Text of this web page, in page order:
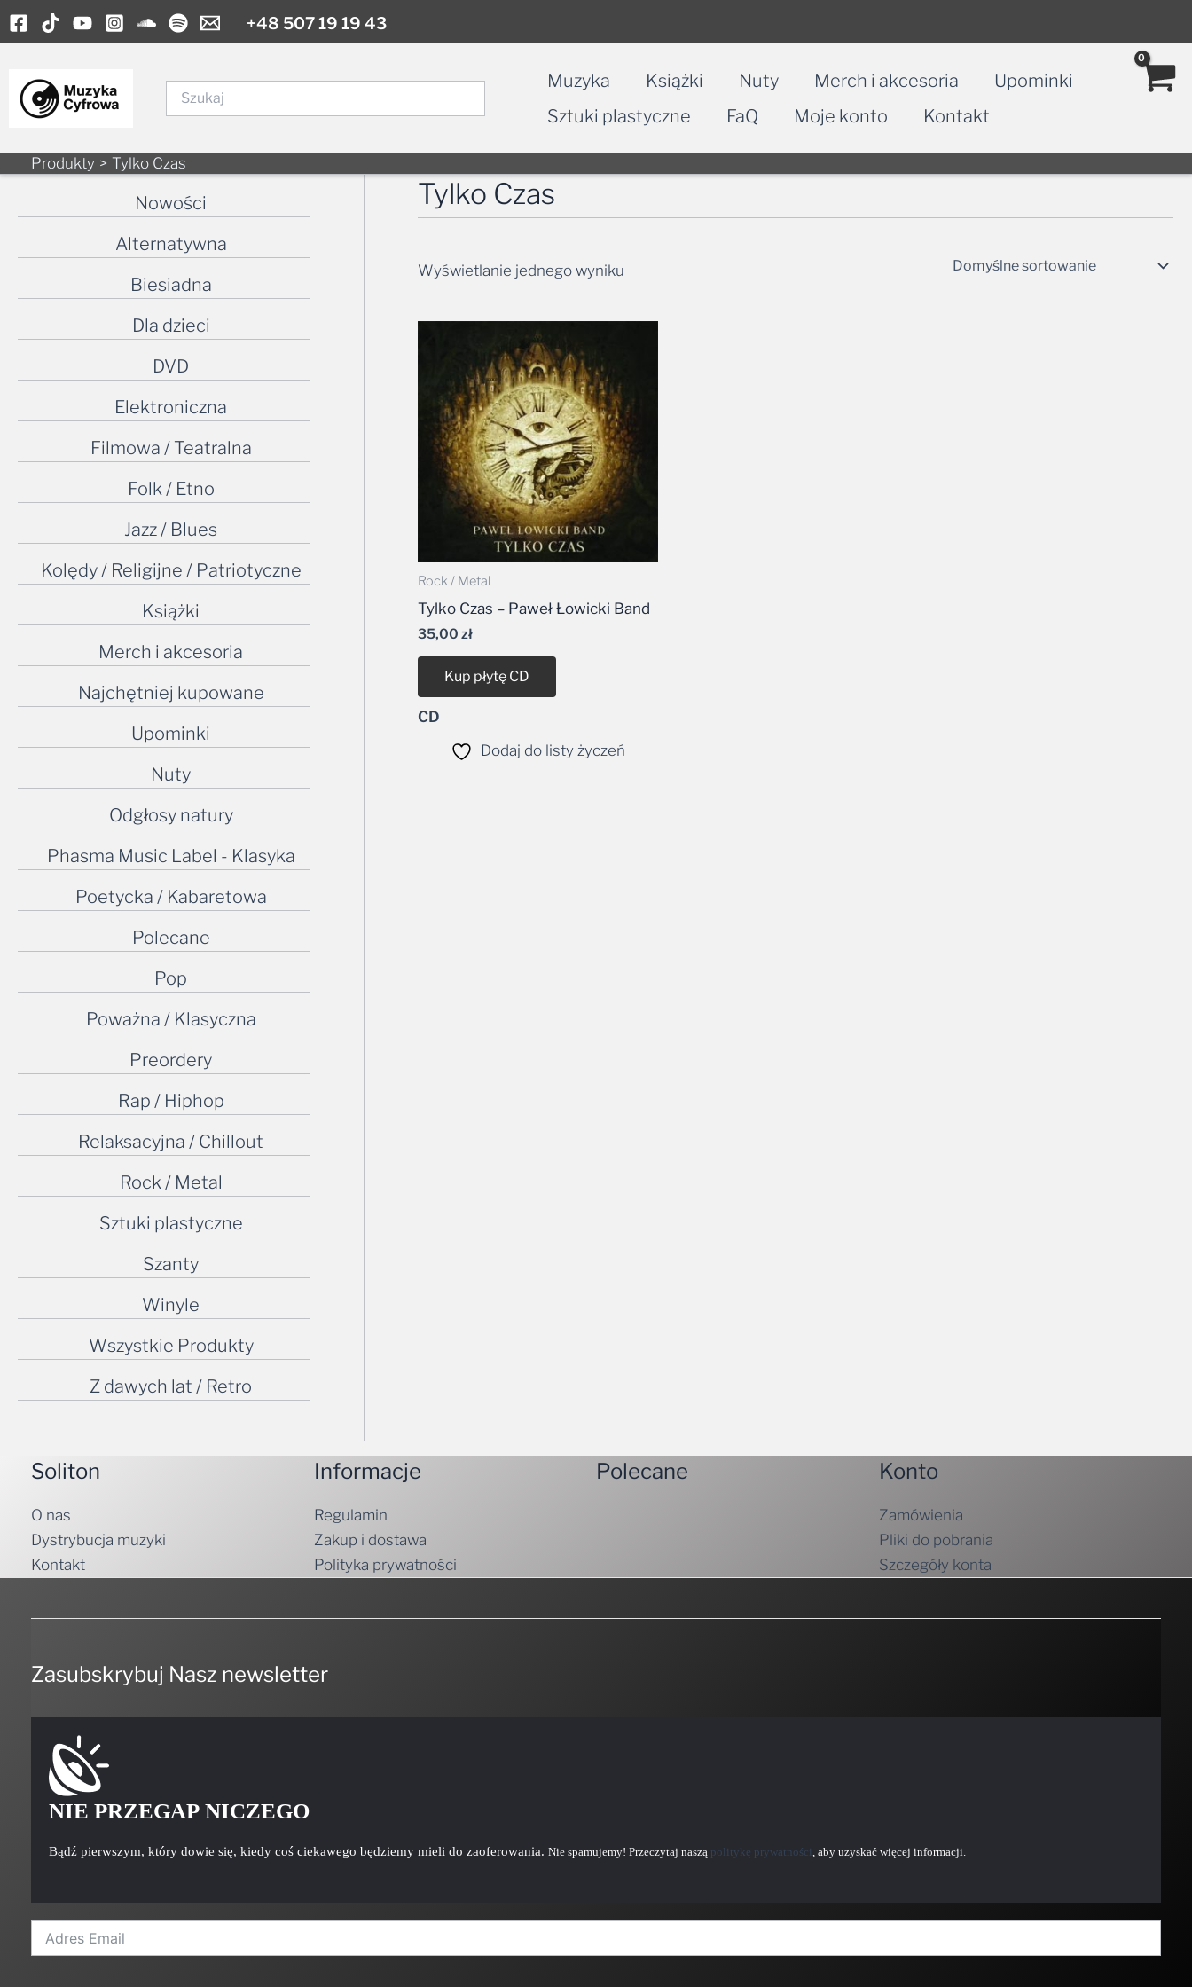
Skip
to
+48 507 19 19 43
Muzyka Książki Nuty Merch i akcesoria
Upominki
Sztuki plastyczne
FaQ Moje konto Kontakt
Produkty Tylko Czas
Nowości
Alternatywna
Biesiadna
Dla dzieci
DVD
Elektroniczna
Filmowa / Teatralna
Folk / Etno
Jazz / Blues
Kolędy / Religijne / Patriotyczne
Książki
Merch i akcesoria
Najchętniej kupowane
Upominki
Nuty
Odgłosy natury
Phasma Music Label - Klasyka
Poetycka / Kabaretowa
Polecane
Pop
Poważna / Klasyczna
Preordery
Rap / Hiphop
Relaksacyjna / Chillout
Rock / Metal
Sztuki plastyczne
Szanty
Winyle
Wszystkie Produkty
Z dawych lat / Retro
Tylko Czas
Wyświetlanie jednego wyniku
Rock / Metal
Tylko Czas – Paweł Łowicki Band
35,00zł
Kup płytę CD
CD
Dodaj do listy życzeń
Soliton
O nas
Dystrybucja muzyki
Kontakt
Informacje
Regulamin
Zakup i dostawa
Polityka prywatności
Polecane Konto
Zamówienia
Pliki do pobrania
Szczegóły konta
Zasubskrybuj Nasz newsletter
NIE PRZEGAP NICZEGO
Bądź pierwszym, który dowie się, kiedy coś ciekawego będziemy mieli do zaoferowania. Nie spamujemy! Przeczytaj naszą politykę prywatności, aby uzyskać więcej informacji.